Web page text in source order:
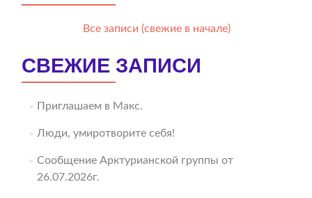
Все записи (свежие в начале)
СВЕЖИЕ ЗАПИСИ
Приглашаем в Макс.
Люди, умиротворите себя!
Сообщение Арктурианской группы от
26.07.2026г.